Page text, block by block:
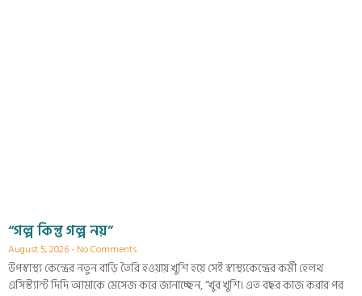
“গল্প কিন্তু গল্প নয়”
August 5, 2026 No Comments
উপস্বাস্থ্য কেন্দ্রের নতুন বাড়ি তৈরি হওয়ায় খুশি হয়ে সেই স্বাস্থ্যকেন্দ্রের কর্মী হেলথ
এসিস্ট্যান্ট দিদি আমাকে মেসেজ করে জানাচ্ছেন, “খুব খুশি। এত বছর কাজ করার পর